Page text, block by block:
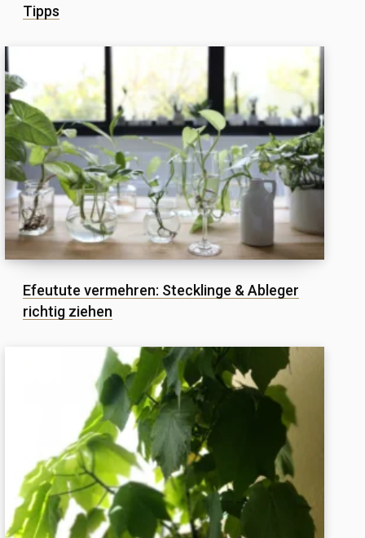
Tipps
Efeutute vermehren: Stecklinge & Ableger
richtig ziehen